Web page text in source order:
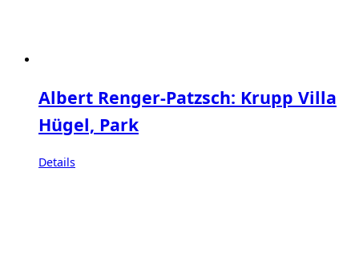
Albert Renger-Patzsch: Krupp Villa
Hügel, Park
Details